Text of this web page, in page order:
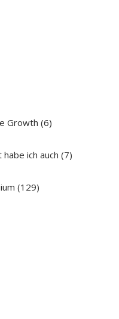
Growth (6)
habe ich auch (7)
(129)